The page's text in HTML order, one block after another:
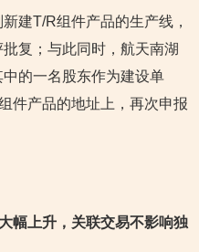
建T/R组件产品的生产线，
复；与此同时，航天南湖
的一名股东作为建设单
件产品的地址上，再次申报
幅上升，关联交易不影响独